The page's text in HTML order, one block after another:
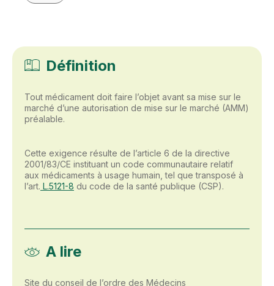
Définition
Tout médicament doit faire l’objet avant sa mise sur le
marché d’une autorisation de mise sur le marché (AMM)
préalable.
Cette exigence résulte de l’article 6 de la directive
2001/83/CE instituant un code communautaire relatif
aux médicaments à usage humain, tel que transposé à
l’art. L.5121-8 du code de la santé publique (CSP).
A lire
Site du conseil de l’ordre des Médecins